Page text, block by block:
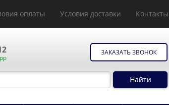
оплаты Условия доставки Контакты
ЗАКАЗАТЬ ЗВОНОК
Найти